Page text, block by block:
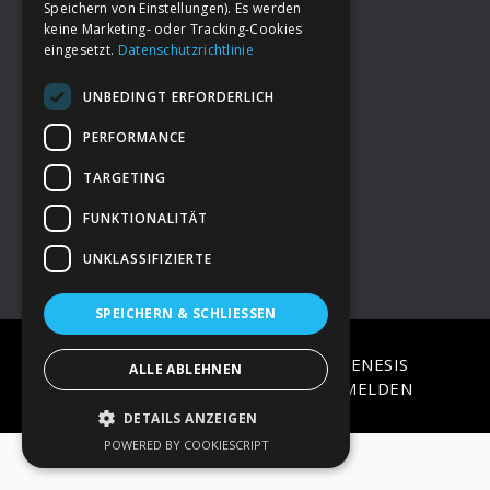
FooterDeine Spende
→ Impressum
→Kontakt zum PAO Team
COPYRIGHT © 2026 · ON
GENESIS
FRAMEWORK·WORDPRESS·ANMELDEN
Speichern von Einstellungen). Es werden
keine Marketing- oder Tracking-Cookies
eingesetzt. Datenschutzrichtlinie
UNBEDINGT ERFORDERLICH
PERFORMANCE
TARGETING
FUNKTIONALITÄT
UNKLASSIFIZIERTE
SPEICHERN & SCHLIESSEN
ALLE ABLEHNEN
DETAILS ANZEIGEN
POWERED BY COOKIESCRIPT